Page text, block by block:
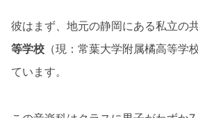
彼はまず、地元の静岡にある私立の共
等学校 （現：常葉大学附属橘高等学
ています。